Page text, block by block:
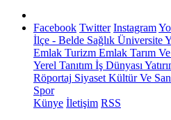
Facebook Twitter Instagram
İlçe - Belde Sağlık Üniversite
Emlak Turizm Emlak Tarım
Yerel Tanıtım İş Dünyası
Röportaj Siyaset Kültür Ve
Spor
Künye İletişim RSS